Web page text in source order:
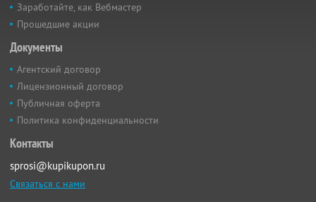
Заработайте, как Вебмастер
Прошедшие акции
Документы
Агентский договор
Лицензионный договор
Публичная оферта
Политика конфиденциальности
Контакты
sprosi@kupikupon.ru
Связаться с нами